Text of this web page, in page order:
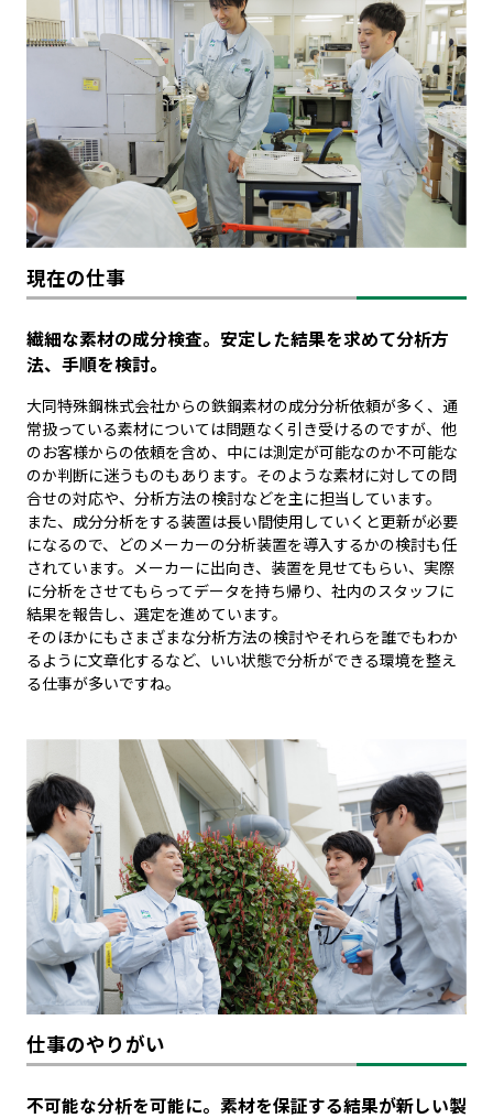
現在の仕事
繊細な素材の成分検査。安定した結果を求めて分析方
法、手順を検討。
大同特殊鋼株式会社からの鉄鋼素材の成分分析依頼が多く、通
常扱っている素材については問題なく引き受けるのですが、他
のお客様からの依頼を含め、中には測定が可能なのか不可能な
のか判断に迷うものもあります。そのような素材に対しての問
合せの対応や、分析方法の検討などを主に担当しています。
また、成分分析をする装置は長い間使用していくと更新が必要
になるので、どのメーカーの分析装置を導入するかの検討も任
されています。メーカーに出向き、装置を見せてもらい、実際
に分析をさせてもらってデータを持ち帰り、社内のスタッフに
結果を報告し、選定を進めています。
そのほかにもさまざまな分析方法の検討やそれらを誰でもわか
るように文章化するなど、いい状態で分析ができる環境を整え
る仕事が多いですね。
仕事のやりがい
不可能な分析を可能に。素材を保証する結果が新しい製